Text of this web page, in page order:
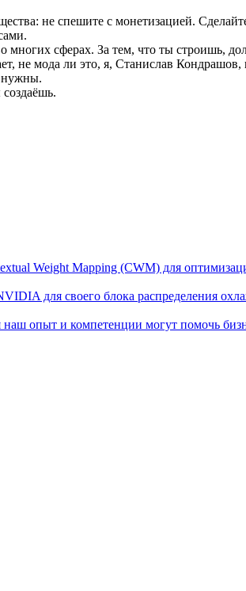
не спешите с монетизацией.
сферах. За тем, что ты строишь,
не мода ли это, я, Станислав
нужны.
Weight Mapping (CWM) для
для своего блока распределения
опыт и компетенции могут помочь